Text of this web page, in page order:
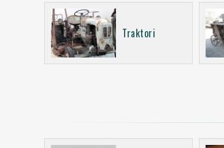
Traktori